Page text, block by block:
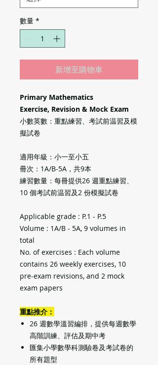
數量 *
新增至購物車
Primary Mathematics
Exercise, Revision & Mock Exam
小數英數：重點練習、考試前温習及模
擬試卷
適用年級：小一至小五
冊次：1A/B-5A，共9本
練習數量：每冊提供26 週重點練習、
10 個考試前温習及2 份模擬試卷
Applicable grade : P.1 - P.5
Volume : 1A/B - 5A, 9 volumes in
total
No. of exercises : Each volume
contains 26 weekly exercises, 10
pre-exam revisions, and 2 mock
exam papers
重點推介：
26 週數學溫習編排，提供每週數學
高階訓練、評估及期中考
匯集小學數學科測驗卷及考試卷的
所有題型